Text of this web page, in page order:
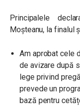
Principalele
Moșteanu, la finalul
Am aprobat cele
de avizare după
lege privind
prevede un
bază pentru